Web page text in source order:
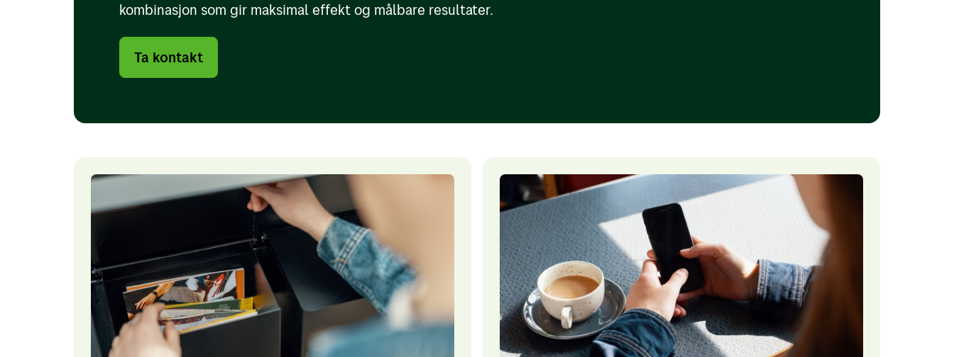
kombinasjon som gir maksimal effekt og målbare resultater.
Ta kontakt